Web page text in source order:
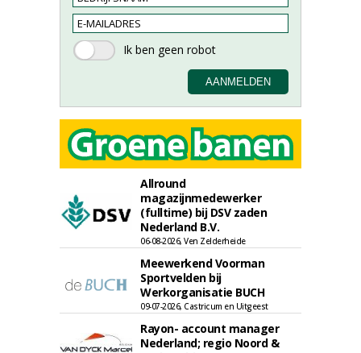
Allround
magazijnmedewerker
(fulltime) bij DSV zaden
Nederland B.V.
06-08-2026, Ven Zelderheide
Meewerkend Voorman
Sportvelden bij
Werkorganisatie BUCH
09-07-2026, Castricum en Uitgeest
Rayon- account manager
Nederland; regio Noord &